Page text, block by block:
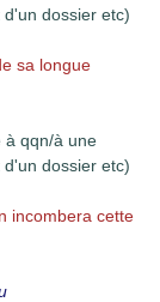
dossier etc)
sa longue
à qqn/à une
dossier etc)
incombera cette